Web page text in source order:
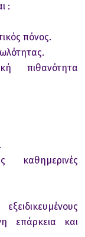
:
πόνος.
πιθανότητα
καθημερινές
επάρκεια και